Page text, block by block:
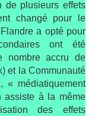
de plusieurs effets
changé pour le
a opté pour
ont été
nombre accru de
et la Communauté
« médiatiquement
assiste à la même
des effets